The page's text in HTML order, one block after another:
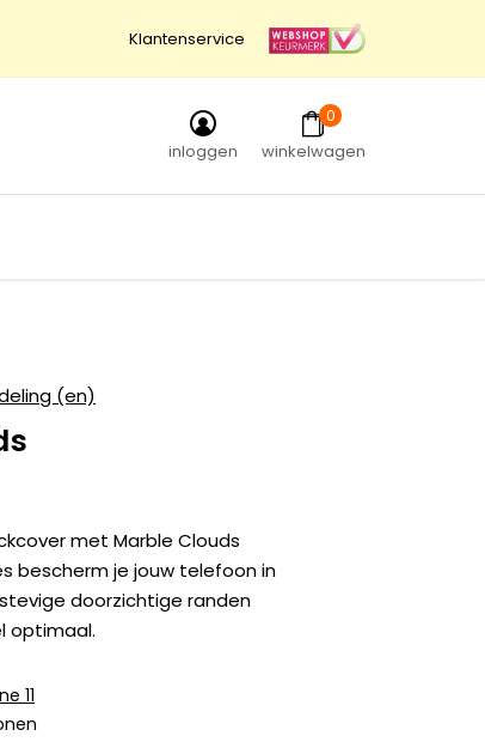
Klantenservice
inloggen
0
winkelwagen
(en)
met Marble Clouds
bescherm je jouw telefoon in
doorzichtige randen
optimaal.
11